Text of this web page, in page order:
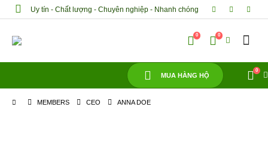
Uy tín - Chất lượng - Chuyên nghiệp - Nhanh chóng
0 0
MUA HÀNG HỘ
0
MEMBERS CEO ANNA DOE